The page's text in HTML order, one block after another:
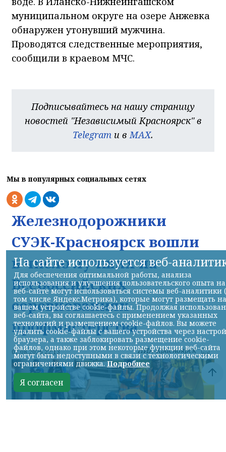
муниципальном округе на озере Анжевка
обнаружен утонувший мужчина.
Проводятся следственные мероприятия,
сообщили в краевом МЧС.
Подписывайтесь на нашу страницу
новостей "Независимый Красноярск" в
Telegram и вMAX.
Мы в популярных социальных сетях
Железнодорожники
СУЭК-Красноярск вошли
в число лучших на
Всероссийских
соревнованиях
профмастерства
07.08.2026 22:13 НИА-Красноярск
На сайте используется веб-
Для обеспечения оптимальной работы, анализа
использования и улучшения пользовательского опыта на
веб-сайте могут использоваться системы веб-аналитики
том числе Яндекс.Метрика), которые могут размещать на
вашем устройстве cookie-файлы. Продолжая
веб-сайта, вы соглашаетесь с применением указанных
технологий и размещением cookie-файлов. Вы можете
удалить cookie-файлы с вашего устройства через
браузера, а также заблокировать размещение cookie-
файлов, однако при этом некоторые функции веб-сайта
могут быть недоступными в связи с технологическими
ограничениями движка.Подробнее
Я согласен